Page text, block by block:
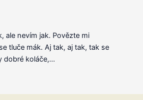
ale nevím jak. Povězte mi
tluče mák. Aj tak, aj tak, tak se
dobré koláče,…